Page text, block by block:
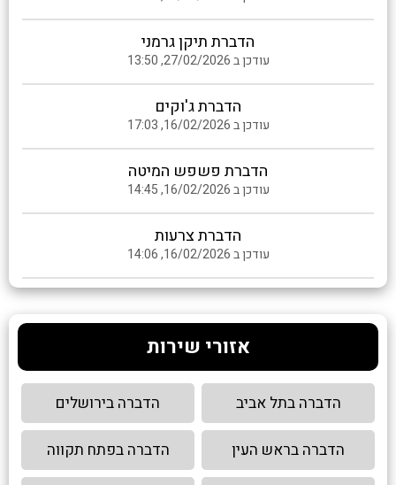
הדברת תיקן גרמני
עודכן ב 27/02/2026, 13:50
הדברת ג'וקים
עודכן ב 16/02/2026, 17:03
הדברת פשפש המיטה
עודכן ב 16/02/2026, 14:45
הדברת צרעות
עודכן ב 16/02/2026, 14:06
אזורי שירות
הדברה בתל אביב הדברה בירושלים
הדברה בראש העין הדברה בפתח תקווה